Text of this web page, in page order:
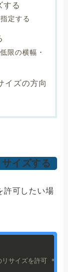
する
定する
限の横幅・
イズの方向
イズする
許可したい場
サイズを許可 */